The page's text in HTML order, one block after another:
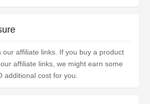
our affiliate links. If you buy a product
affiliate links, we might earn some
additional cost for you.